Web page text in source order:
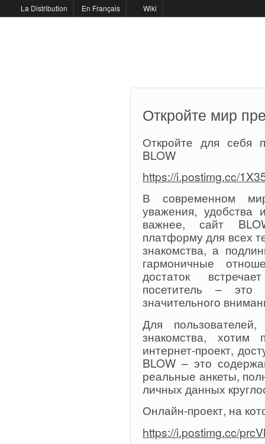
La Distribution En Français Wiki
Откройте мир
Откройте для себя
BLOW
https://i.postimg.cc/
В современном
уважения, удобства
важнее, сайт
платформу для всех
знакомства, а
гармоничные
достаток
посетитель – это
значительного
Для
знакомства, хотим
интернет-проект,
BLOW – это
реальные анкеты,
личных данных
Онлайн-проект, на
https://i.postimg.cc/